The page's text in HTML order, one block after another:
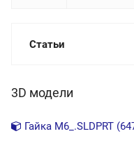
Статьи
3D модели
Гайка М6_.SLDPRT